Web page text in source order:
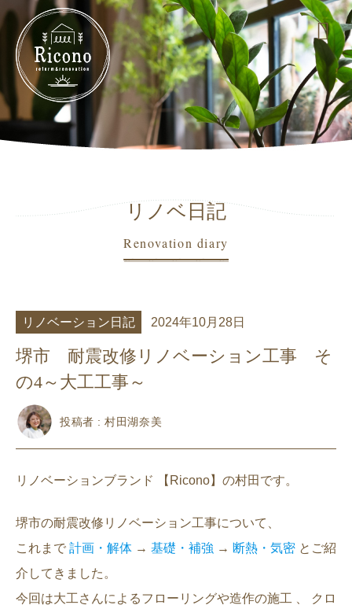
リノベ日記
Renovation diary
リノベーション日記 2024年10月28日
堺市 耐震改修リノベーション工事 そ
の4～大工工事～
投稿者 : 村田湖奈美
リノベーションブランド 【Ricono】の村田です。
堺市の耐震改修リノベーション工事について、
これまで 計画・解体 → 基礎・補強 → 断熱・気密 とご紹
介してきました。
今回は大工さんによるフローリングや造作の施工 、 クロ